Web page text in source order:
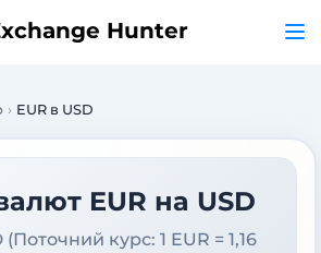
Hunter
EUR в USD
EUR на USD
курс: 1 EUR = 1,16